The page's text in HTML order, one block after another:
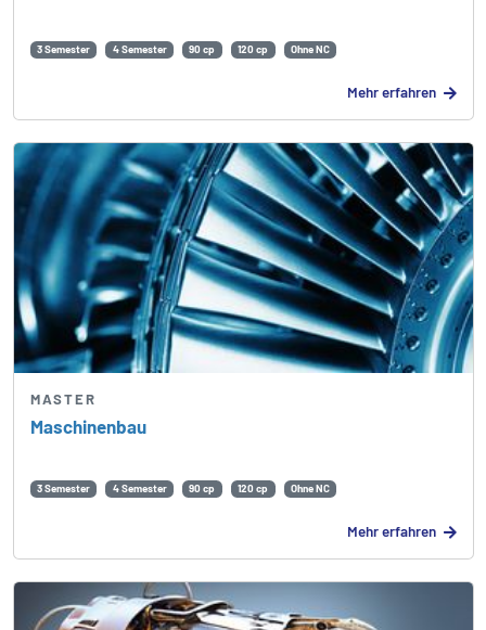
3 Semester 4 Semester 90 cp 120 cp Ohne NC
Mehr erfahren
Maschinenbau
MASTER
3 Semester 4 Semester 90 cp 120 cp Ohne NC
Mehr erfahren